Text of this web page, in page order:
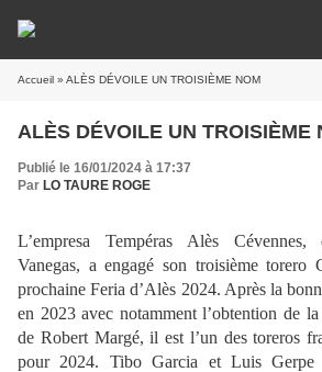
Accueil » ALÈS DÉVOILE UN TROISIÈME NOM
ALÈS DÉVOILE UN TROISIÈME
Publié le 16/01/2024 à 17:37
Par LO TAURE ROGE
L’empresa Tempéras Alès
Vanegas, aengagé son troisième torero
prochaine Feria d’Alès 2024. Après la
en 2023 avec notammentl’obtention de
de Robert Margé, il est l’un destoreros
pour 2024. Tibo Garcia et Luis Gerpe